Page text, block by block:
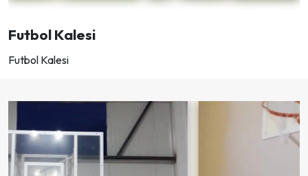
Futbol Kalesi
Futbol Kalesi